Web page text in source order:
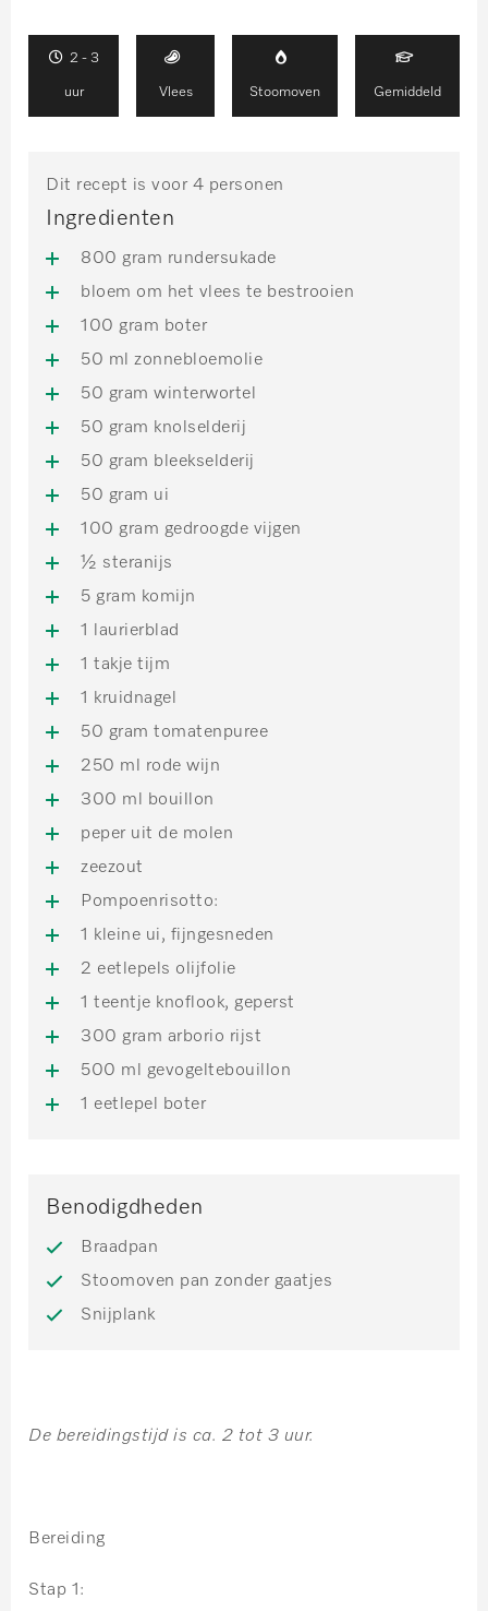
2 - 3
uur Vlees Stoomoven Gemiddeld
Dit recept is voor 4 personen
Ingredienten
800 gram rundersukade
bloem om het vlees te bestrooien
100 gram boter
50 ml zonnebloemolie
50 gram winterwortel
50 gram knolselderij
50 gram bleekselderij
50 gram ui
100 gram gedroogde vijgen
½ steranijs
5 gram komijn
1 laurierblad
1 takje tijm
1 kruidnagel
50 gram tomatenpuree
250 ml rode wijn
300 ml bouillon
peper uit de molen
zeezout
Pompoenrisotto:
1 kleine ui, fijngesneden
2 eetlepels olijfolie
1 teentje knoflook, geperst
300 gram arborio rijst
500 ml gevogeltebouillon
1 eetlepel boter
Benodigdheden
Braadpan
Stoomoven pan zonder gaatjes
Snijplank
De bereidingstijd is ca. 2 tot 3 uur.
Bereiding
Stap 1: